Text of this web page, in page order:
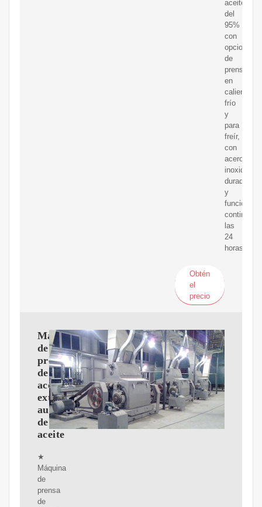
aceite
del
95%
con
opciones
de
prensado
en
caliente,
frío
y
para
freír,
con
acero
inoxidable
duradero
y
continuo
las
24
horas.
Obtén
el
precio
Máquina
de
prensa
de
aceite,
extractor
automático
de
aceite
★
Máquina
de
prensa
de